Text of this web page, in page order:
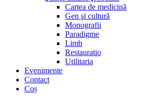
Cartea de medicină
Gen şi cultură
Monografii
Paradigme
Limb
Restauratio
Utilitaria
Evenimente
Contact
Coș